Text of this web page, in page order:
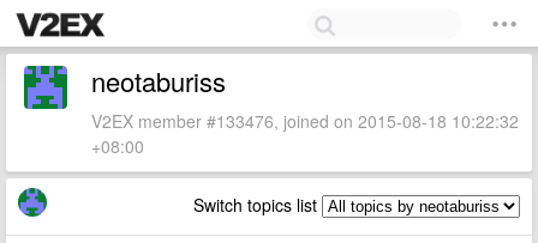
neotaburiss
V2EX member #133476, joined on 2015-08-18 10:22:32
+08:00
Switch topics list